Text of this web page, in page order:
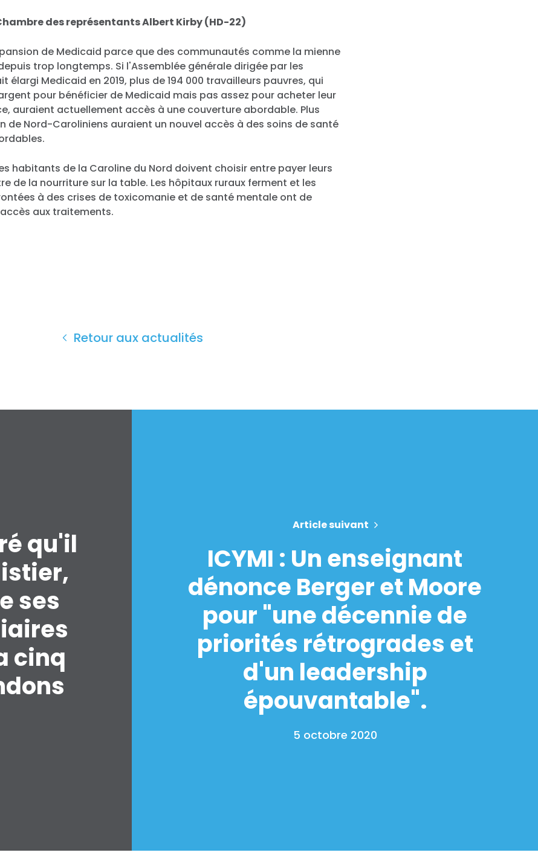
Shop
Travailler avec nous
Presse
Votre fête
Action
Vote
des représentants Albert Kirby (HD-22)
de Medicaid parce que des communautés comme la mienne
trop longtemps. Si l'Assemblée générale dirigée par les
élargi Medicaid en 2019, plus de 194 000 travailleurs pauvres, qui
pour bénéficier de Medicaid mais pas assez pour acheter leur
auraient actuellement accès à une couverture abordable. Plus
de Nord-Caroliniens auraient un nouvel accès à des soins de santé
habitants de la Caroline du Nord doivent choisir entre payer leurs
de la nourriture sur la table. Les hôpitaux ruraux ferment et les
à des crises de toxicomanie et de santé mentale ont de
aux traitements.
Retour aux actualités
qu'il
ses
cinq
Article suivant
ICYMI : Un enseignant
dénonce Berger et Moore
pour "une décennie de
priorités rétrogrades et
d'un leadership
épouvantable".
5 octobre 2020